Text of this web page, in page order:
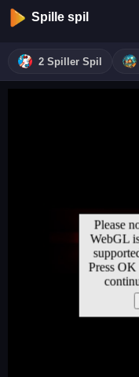
Spille spil
2 Spiller Spil